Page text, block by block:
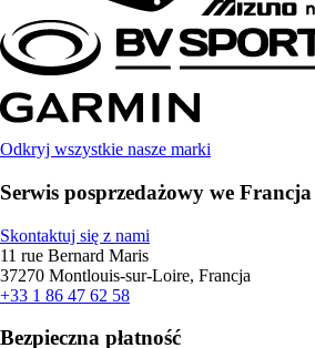
Odkryj wszystkie nasze marki
Serwis posprzedażowy we Francja
Skontaktuj się z nami
11 rue Bernard Maris
37270 Montlouis-sur-Loire, Francja
+33 1 86 47 62 58
Bezpieczna płatność